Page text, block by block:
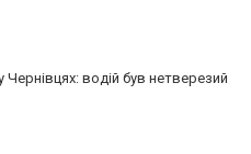
водій був нетверезий